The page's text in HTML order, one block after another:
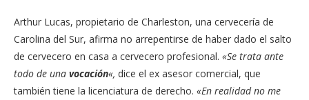
Arthur Lucas, propietario de Charleston, una cervecería de
Carolina del Sur, afirma no arrepentirse de haber dado el salto
de cervecero en casa a cervecero profesional. «Se trata ante
todo de una vocación«, dice el ex asesor comercial, que
también tiene la licenciatura de derecho. «En realidad no me